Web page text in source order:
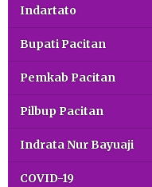
Indartato
Bupati Pacitan
Pemkab Pacitan
Pilbup Pacitan
Indrata Nur Bayuaji
COVID-19